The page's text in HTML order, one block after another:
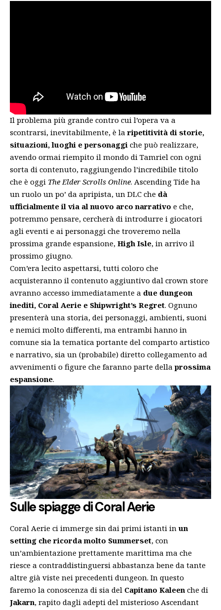
Il problema più grande contro cui l’opera va a
scontrarsi, inevitabilmente, è laripetitività di storie,
situazioni, luoghi e personaggi che può realizzare,
avendo ormai riempito il mondo di Tamriel con ogni
sorta di contenuto, raggiungendo l’incredibile titolo
che è oggi The Elder Scrolls Online. Ascending Tide ha
un ruolo un po’ da apripista, un DLC che dà
ufficialmente il via al nuovo arco narrativo e che,
potremmo pensare, cercherà di introdurre i giocatori
agli eventi e ai personaggi che troveremo nella
prossima grande espansione, High Isle, in arrivo il
prossimo giugno.
Com’era lecito aspettarsi, tutti coloro che
acquisteranno il contenuto aggiuntivo dal crown store
avranno accesso immediatamente a due dungeon
inediti, Coral Aerie e Shipwright’s Regret. Ognuno
presenterà una storia, dei personaggi, ambienti, suoni
e nemici molto differenti, ma entrambi hanno in
comune sia la tematica portante del comparto artistico
e narrativo, sia un (probabile) diretto collegamento ad
avvenimenti o figure che faranno parte dellaprossima
espansione.
Sulle spiagge di Coral Aerie
Coral Aerie ci immerge sin dai primi istanti in un
setting che ricorda molto Summerset, con
un’ambientazione prettamente marittima ma che
riesce a contraddistinguersi abbastanza bene da tante
altre già viste nei precedenti dungeon. In questo
faremo la conoscenza di sia del Capitano Kaleen che di
Jakarn, rapito dagli adepti del misterioso Ascendant